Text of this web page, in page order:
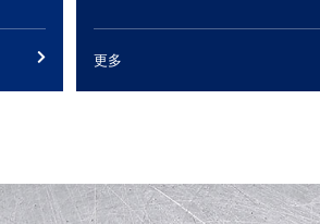
更多